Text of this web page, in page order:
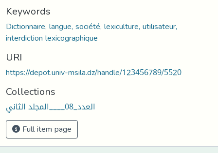
Keywords
Dictionnaire, langue, société, lexiculture, utilisateur,
interdiction lexicographique
URI
https://depot.univ-msila.dz/handle/123456789/5520
Collections
العدد_08____المجلد الثاني
Full item page